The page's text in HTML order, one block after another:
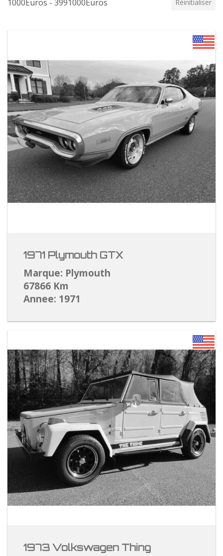
1000Euros - 3991000Euros Réinitialiser
1971 Plymouth GTX
Marque: Plymouth
67866 Km
Annee: 1971
1973 Volkswagen Thing